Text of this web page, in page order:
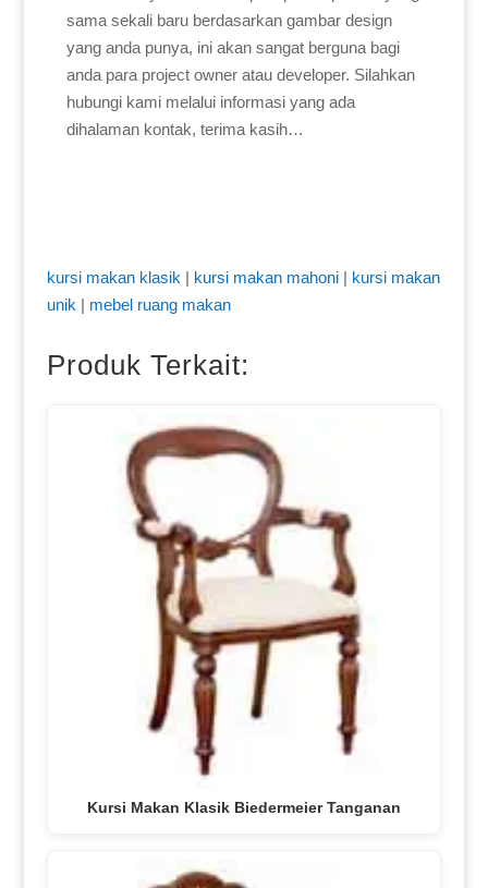
sama sekali baru berdasarkan gambar design
yang anda punya, ini akan sangat berguna bagi
anda para project owner atau developer. Silahkan
hubungi kami melalui informasi yang ada
dihalaman kontak, terima kasih…
kursi makan klasik | kursi makan mahoni| kursi makan
unik | mebel ruang makan
Produk Terkait:
Kursi Makan Klasik Biedermeier Tanganan